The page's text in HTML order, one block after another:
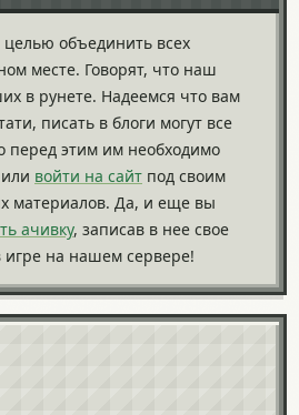
объединить всех
месте. Говорят, что наш
в рунете. Надеемся что вам
писать в блоги могут все
перед этим им необходимо
или войти на сайт под своим
материалов. Да, и еще вы
ачивку, записав в нее свое
на нашем сервере!